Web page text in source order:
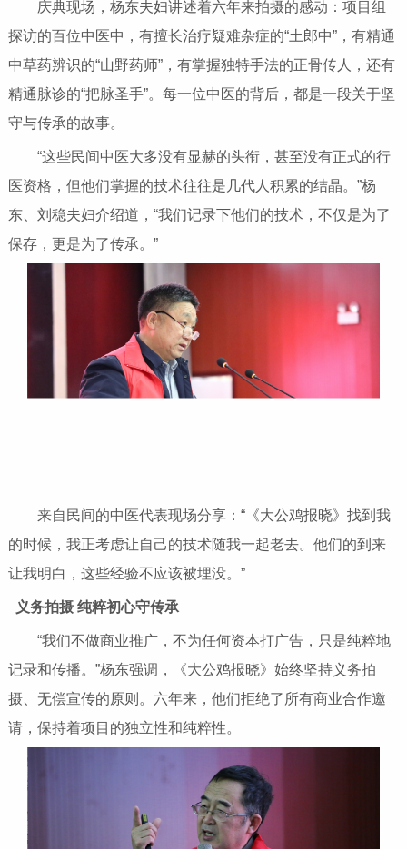
庆典现场，杨东夫妇讲述着六年来拍摄的感动：项目组
探访的百位中医中，有擅长治疗疑难杂症的“土郎中”，有精通
中草药辨识的“山野药师”，有掌握独特手法的正骨传人，还有
精通脉诊的“把脉圣手”。每一位中医的背后，都是一段关于坚
守与传承的故事。
“这些民间中医大多没有显赫的头衔，甚至没有正式的行
医资格，但他们掌握的技术往往是几代人积累的结晶。”杨
东、刘稳夫妇介绍道，“我们记录下他们的技术，不仅是为了
保存，更是为了传承。”
来自民间的中医代表现场分享：“《大公鸡报晓》找到我
的时候，我正考虑让自己的技术随我一起老去。他们的到来
让我明白，这些经验不应该被埋没。”
义务拍摄 纯粹初心守传承
“我们不做商业推广，不为任何资本打广告，只是纯粹地
记录和传播。”杨东强调，《大公鸡报晓》始终坚持义务拍
摄、无偿宣传的原则。六年来，他们拒绝了所有商业合作邀
请，保持着项目的独立性和纯粹性。